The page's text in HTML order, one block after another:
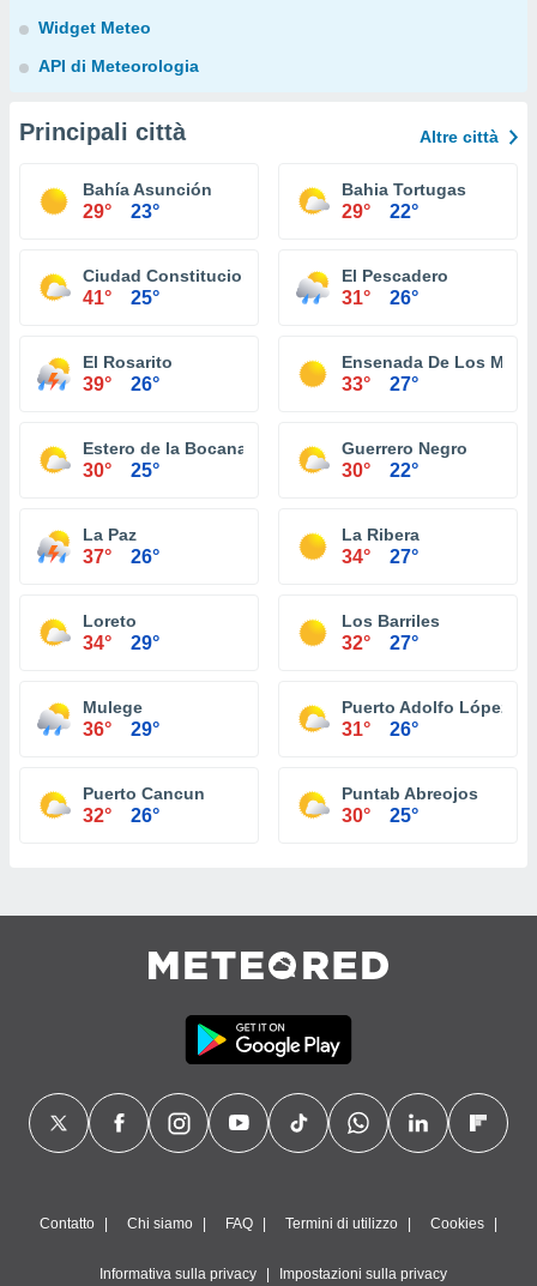
Widget Meteo
API di Meteorologia
Principali città Altre città
Bahía Asunción
29° 23°
Bahia Tortugas
29° 22°
Ciudad Constitucion
41° 25°
El Pescadero
31° 26°
El Rosarito
39° 26°
Ensenada De Los
33° 27°
Estero de la Bocana
30° 25°
Guerrero Negro
30° 22°
La Paz
37° 26°
La Ribera
34° 27°
Loreto
34° 29°
Los Barriles
32° 27°
Mulege
36° 29°
Puerto Adolfo López
31° 26°
Puerto Cancun
32° 26°
Puntab Abreojos
30° 25°
Contatto Chi siamo FAQ Termini di utilizzo Cookies
Informativa sulla privacy Impostazioni sulla privacy